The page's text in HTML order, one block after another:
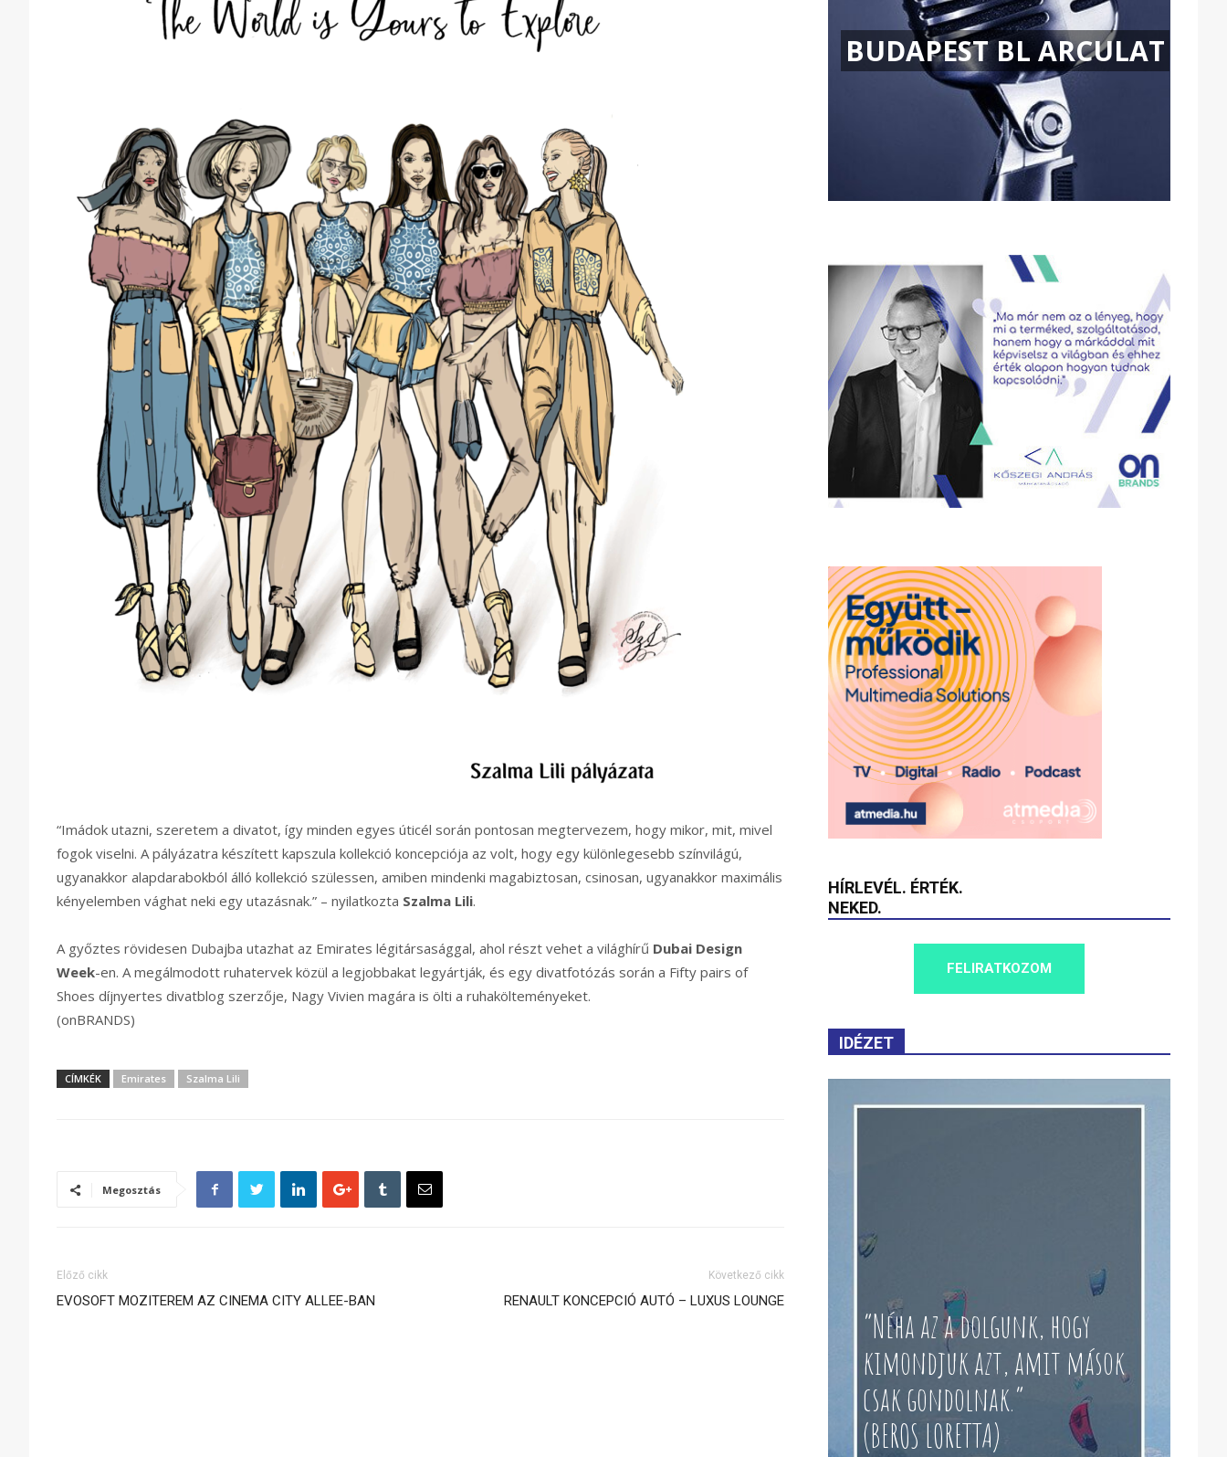
“Imádok utazni, szeretem a divatot, így minden egyes úticél során pontosan megtervezem, hogy mikor, mit, mivel
fogok viselni. A pályázatra készített kapszula kollekció koncepciója az volt, hogy egy különlegesebb színvilágú,
ugyanakkor alapdarabokból álló kollekció szülessen, amiben mindenki magabiztosan, csinosan, ugyanakkor maximális
kényelemben vághat neki egy utazásnak.” – nyilatkozta Szalma Lili.
A győztes rövidesen Dubajba utazhat az Emirates légitársasággal, ahol részt vehet a világhírű Dubai Design
Week-en. A megálmodott ruhatervek közül a legjobbakat legyártják, és egy divatfotózás során a Fifty pairs of
Shoes díjnyertes divatblog szerzője, Nagy Vivien magára is ölti a ruhakölteményeket.
(onBRANDS)
CÍMKÉK Emirates Szalma Lili
Megosztás
Előző cikk
EVOSOFT MOZITEREM AZ CINEMA CITY ALLEE-BAN
Következő cikk
RENAULT KONCEPCIÓ AUTÓ – LUXUS LOUNGE
BUDAPEST BL ARCULAT
HÍRLEVÉL. ÉRTÉK.
NEKED.
FELIRATKOZOM
IDÉZET
“Néha az a dolgunk, hogy
kimondjuk azt, amit mások
csak gondolnak.”
(BEROS LORETTA)